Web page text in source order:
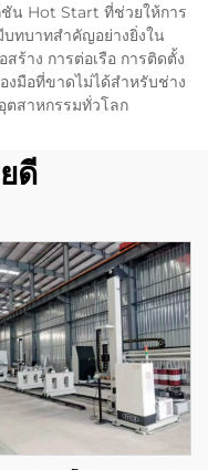
น Hot Start ที่ช่วยให้การ
ทบาทสำคัญอย่างยิ่งใน
ร้าง การต่อเรือ การติดตั้ง
งมือที่ขาดไม่ได้สำหรับช่าง
ตสาหกรรมทั่วโลก
ดี